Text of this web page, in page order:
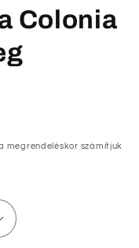
Colonia
megrendeléskor számítjuk